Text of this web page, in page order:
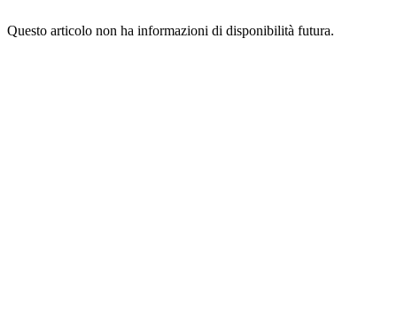
Questo articolo non ha informazioni di disponibilità futura.